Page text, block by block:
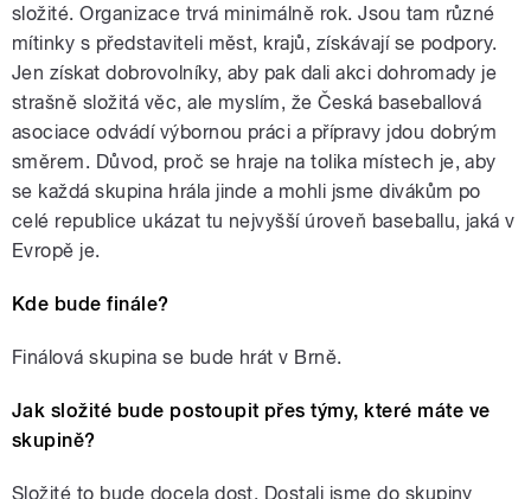
složité. Organizace trvá minimálně rok. Jsou tam různé
mítinky s představiteli měst, krajů, získávají se podpory.
Jen získat dobrovolníky, aby pak dali akci dohromady je
strašně složitá věc, ale myslím, že Česká baseballová
asociace odvádí výbornou práci a přípravy jdou dobrým
směrem. Důvod, proč se hraje na tolika místech je, aby
se každá skupina hrála jinde a mohli jsme divákům po
celé republice ukázat tu nejvyšší úroveň baseballu, jaká v
Evropě je.
Kde bude finále?
Finálová skupina se bude hrát v Brně.
Jak složité bude postoupit přes týmy, které máte ve
skupině?
Složité to bude docela dost. Dostali jsme do skupiny